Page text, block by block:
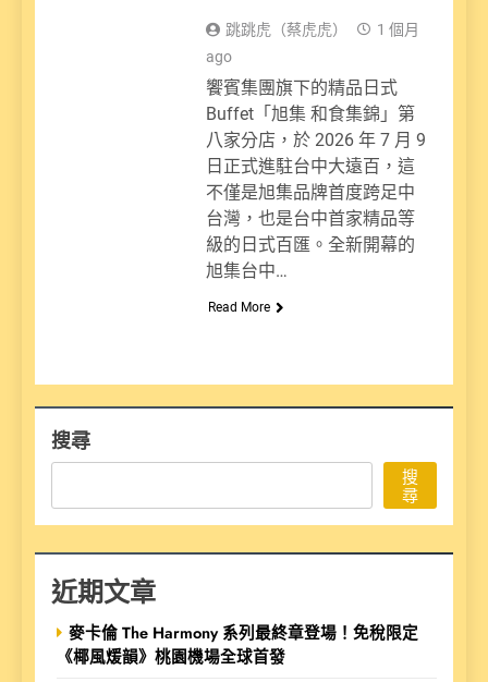
跳跳虎（蔡虎虎）
1 個月
ago
饗賓集團旗下的精品日式
Buffet「旭集 和食集錦」第
八家分店，於 2026 年 7 月 9
日正式進駐台中大遠百，這
不僅是旭集品牌首度跨足中
台灣，也是台中首家精品等
級的日式百匯。全新開幕的
旭集台中…
Read More
搜尋
搜
尋
近期文章
麥卡倫 The Harmony 系列最終章登場！免稅限定
《椰風煖韻》桃園機場全球首發